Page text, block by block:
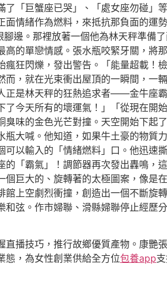
「巨蟹座已哭」、「處女座勿碰」
情緒作為燃料，來抵抗那負面的運
邊。那裡放著一個他為林天秤準備
的單戀情感。張水瓶咬緊牙關，將
狂閃爍，發出警告。「能量超載！
，就在光束衝出屋頂的一瞬間，一
正是林天秤的狂熱追求者——金牛座
今天所有的壞運氣！」「從現在開
味的金色光芒對撞。天空開始下起
大喊。他知道，如果牛土豪的物質
以輸入的「情緒燃料」口。他迅速
「霸氣」！調節器再次發出轟鳴，
巨大的、旋轉著的太極圖案，像是
上空劇烈衝撞，創造出一個不斷旋
弦。作市婦聯、滑縣婦聯停止經歷
播技巧，推行故鄉優質產物。康艷
態，為女性創業供給全方位包養app